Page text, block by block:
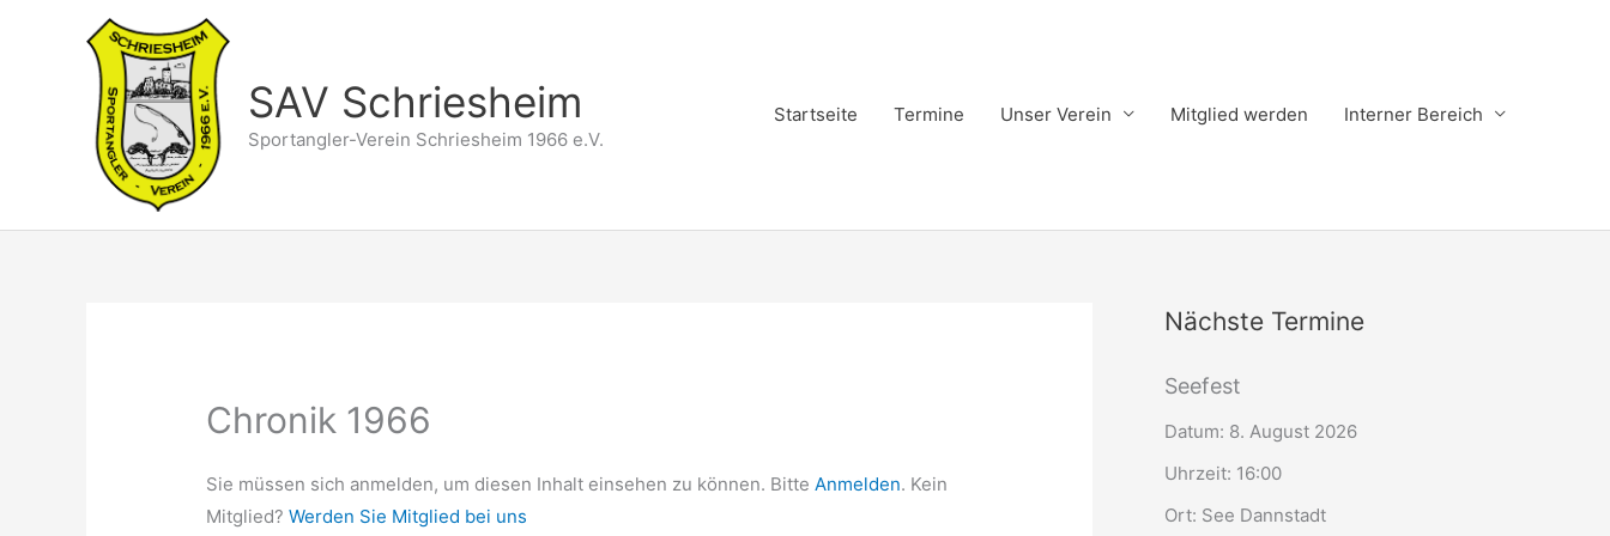
SAV Schriesheim
Sportangler-Verein Schriesheim 1966 e.V.
Startseite Termine Unser Verein Mitglied werden Interner Bereich
Chronik 1966
Sie müssen sich anmelden, um diesen Inhalt einsehen zu können. BitteAnmelden. Kein
Mitglied?Werden Sie Mitglied bei uns
Nächste Termine
Seefest
Datum: 8. August 2026
Uhrzeit: 16:00
Ort: See Dannstadt